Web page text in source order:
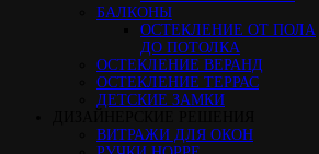
БАЛКОНЫ
ОСТЕКЛЕНИЕ ОТ ПОЛА
ДО ПОТОЛКА
ОСТЕКЛЕНИЕ ВЕРАНД
ОСТЕКЛЕНИЕ ТЕРРАС
ДЕТСКИЕ ЗАМКИ
ВИТРАЖИ ДЛЯ ОКОН